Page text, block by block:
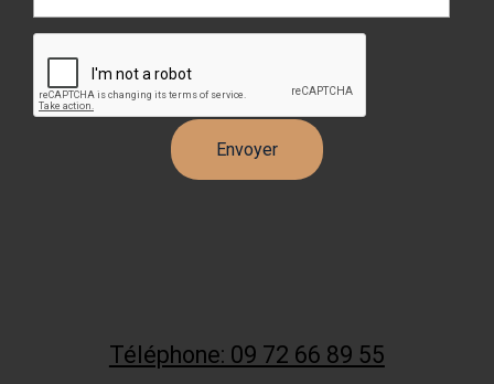
Téléphone: 09 72 66 89 55